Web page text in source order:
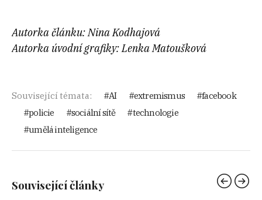
Autorka článku: Nina Kodhajová
Autorka úvodní grafiky: Lenka Matoušková
Související témata: AI extremismus
facebook
policie
sociální sítě
technologie
umělá inteligence
Související články